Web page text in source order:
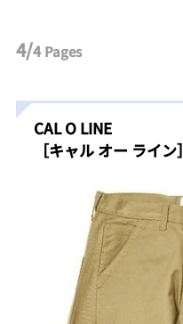
4/4Pages
CAL O LINE
［キャル オー ライン］